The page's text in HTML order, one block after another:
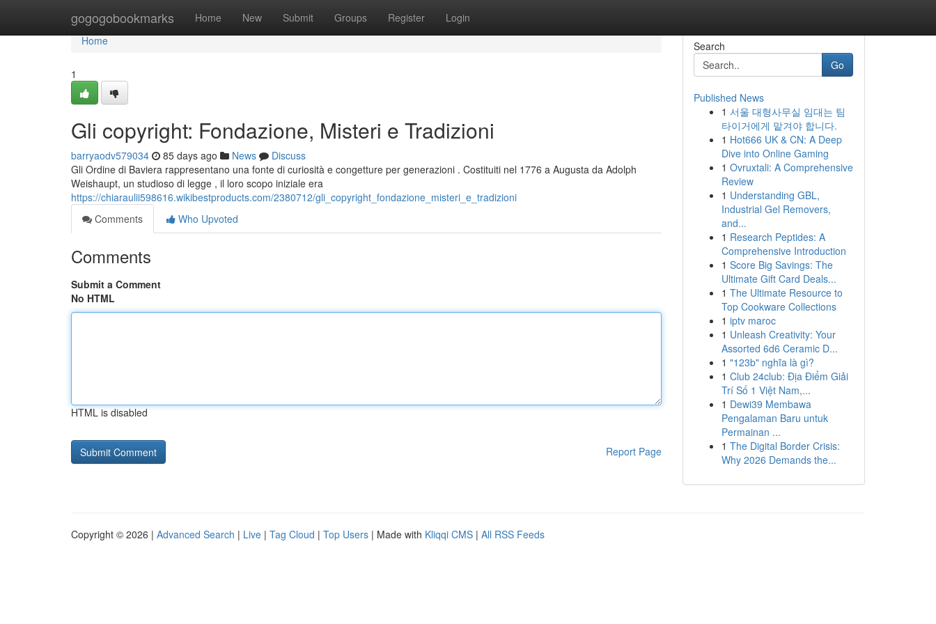
gogogobookmarks Home New Submit Groups Register Login
Home
Home
1
Gli copyright: Fondazione, Misteri e Tradizioni
barryaodv579034 85 days ago News
Discuss
Gli Ordine di Baviera rappresentano una fonte di curiosità e congetture per generazioni . Costituiti nel 1776 a Augusta da Adolph
Weishaupt, un studioso di legge , il loro scopo iniziale era
https://chiaraulii598616.wikibestproducts.com/2380712/gli_copyright_fondazione_misteri_e_tradizioni
Comments
Who Upvoted
Comments
Submit a Comment
No HTML
HTML is disabled
Report Page
Search
Go
Published News
1 서울 대형사무실 임대는 팀
타이거에게 맡겨야 합니다.
1 Hot666 UK & CN: A Deep
Dive into Online Gaming
1 Ovruxtali: A Comprehensive
Review
1 Understanding GBL,
Industrial Gel Removers,
and...
1 Research Peptides: A
Comprehensive Introduction
1 Score Big Savings: The
Ultimate Gift Card Deals...
1 The Ultimate Resource to
Top Cookware Collections
1 iptv maroc
1 Unleash Creativity: Your
Assorted 6d6 Ceramic D...
1 "123b" nghĩa là gì?
1 Club 24club: Địa Điểm Giải
Trí Số 1 Việt Nam,...
1 Dewi39 Membawa
Pengalaman Baru untuk
Permainan ...
1 The Digital Border Crisis:
Why 2026 Demands the...
Copyright © 2026 | Advanced Search | Live | Tag Cloud | Top Users | Made with Kliqqi CMS | All RSS Feeds